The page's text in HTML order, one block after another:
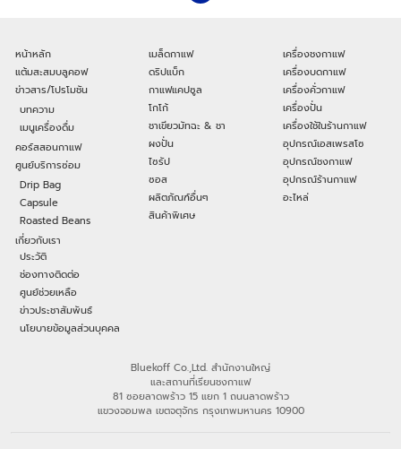
หน้าหลัก
แต้มสะสมบลูคอฟ
ข่าวสาร/โปรโมชัน
บทความ
เมนูเครื่องดื่ม
คอร์สสอนกาแฟ
ศูนย์บริการซ่อม
Drip Bag
Capsule
Roasted Beans
เกี่ยวกับเรา
ประวัติ
ช่องทางติดต่อ
ศูนย์ช่วยเหลือ
ข่าวประชาสัมพันธ์
นโยบายข้อมูลส่วนบุคคล
เมล็ดกาแฟ
ดริปแบ็ก
กาแฟแคปซูล
โกโก้
ชาเขียวมัทฉะ & ชา
ผงปั่น
ไซรัป
ซอส
ผลิตภัณฑ์อื่นๆ
สินค้าพิเศษ
เครื่องชงกาแฟ
เครื่องบดกาแฟ
เครื่องคั่วกาแฟ
เครื่องปั่น
เครื่องใช้ในร้านกาแฟ
อุปกรณ์เอสเพรสโซ
อุปกรณ์ชงกาแฟ
อุปกรณ์ร้านกาแฟ
อะไหล่
Bluekoff Co.,Ltd. สำนักงานใหญ่
และสถานที่เรียนชงกาแฟ
81 ซอยลาดพร้าว 15 แยก 1 ถนนลาดพร้าว
แขวงจอมพล เขตจตุจักร กรุงเทพมหานคร 10900